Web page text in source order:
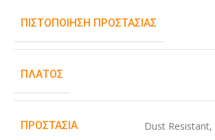
ΠΙΣΤΟΠΟΊΗΣΗ ΠΡΟΣΤΑΣΊΑΣ
ΠΛΆΤΟΣ
ΠΡΟΣΤΑΣΊΑ Dust Resistant,